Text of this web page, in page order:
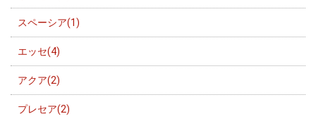
スペーシア(1)
エッセ(4)
アクア(2)
プレセア(2)